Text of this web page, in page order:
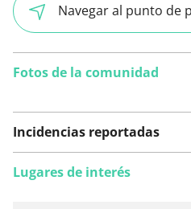
Navegar al punto de
Fotos de la comunidad
Incidencias reportadas
Lugares de interés